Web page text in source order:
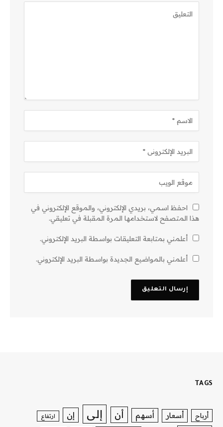
احفظ اسمي، بريدي الإلكتروني، والموقع الإلكتروني في
هذا المتصفح لاستخدامها المرة المقبلة في تعليقي.
أعلمني بمتابعة التعليقات بواسطة البريد الإلكتروني.
أعلمني بالمواضيع الجديدة بواسطة البريد الإلكتروني.
TAGS
أرباح أسعار أسهم أن إلى إن ارتفاع